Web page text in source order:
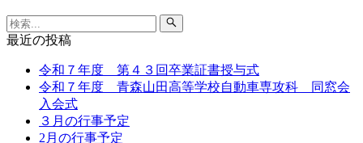
最近の投稿
令和７年度 第４３回卒業証書授与式
令和７年度 青森山田高等学校自動車専攻科 同窓会
入会式
３月の行事予定
2月の行事予定